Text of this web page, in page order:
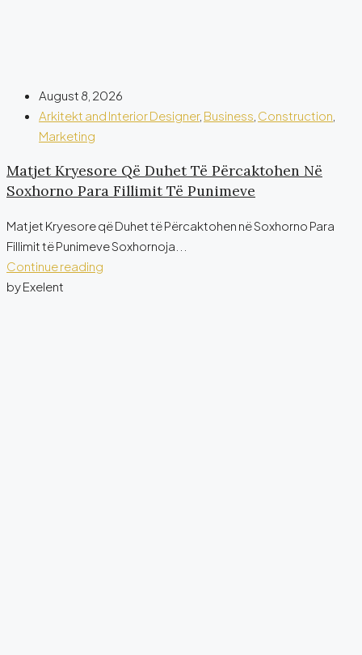
August 8, 2026
Arkitekt and Interior Designer, Business Construction
Marketing
Matjet Kryesore Që Duhet Të Përcaktohen Në
Soxhorno Para Fillimit Të Punimeve
Matjet Kryesore që Duhet të Përcaktohen në Soxhorno Para
Fillimit të Punimeve Soxhornoja...
Continue reading
by Exelent